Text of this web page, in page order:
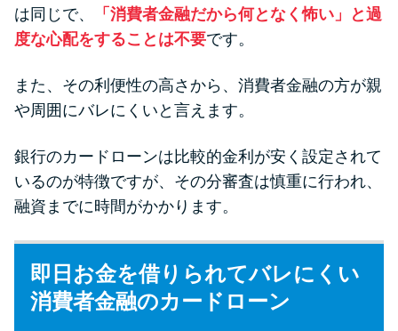
は同じで、
「消費者金融だから何となく怖い」と過
度な心配をすることは不要です。
また、その利便性の高さから、消費者金融の方が親
や周囲にバレにくいと言えます。
銀行のカードローンは比較的金利が安く設定されて
いるのが特徴ですが、その分審査は慎重に行われ、
融資までに時間がかかります。
即日お金を借りられてバレにくい
消費者金融のカードローン